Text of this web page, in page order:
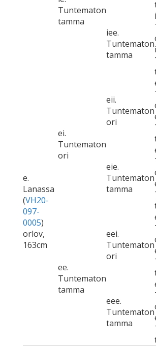
Tuntematon
tamma
iee.
Tuntematon
tamma
e.
Lanassa
(VH20-
097-
0005)
orlov,
163cm
ei.
Tuntematon
ori
eii.
Tuntematon
ori
eie.
Tuntematon
tamma
ee.
Tuntematon
tamma
eei.
Tuntematon
ori
eee.
Tuntematon
tamma